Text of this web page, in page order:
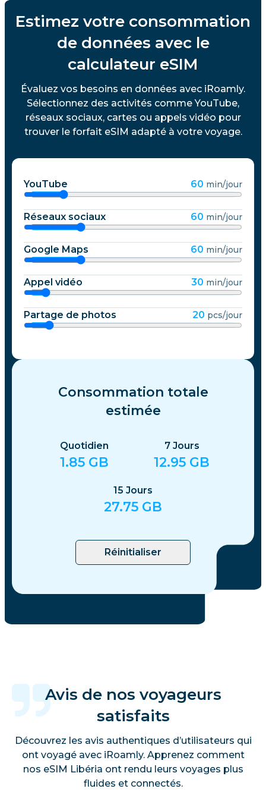
Estimez votre consommation
de données avec le
calculateur eSIM
Évaluez vos besoins en données avec iRoamly.
Sélectionnez des activités comme YouTube,
réseaux sociaux, cartes ou appels vidéo pour
trouver le forfait eSIM adapté à votre voyage.
YouTube 60 min/jour
Réseaux sociaux 60 min/jour
Google Maps 60 min/jour
Appel vidéo 30 min/jour
Partage de photos 20 pcs/jour
Consommation totale
estimée
Quotidien
1.85 GB
7 Jours
12.95 GB
15 Jours
27.75 GB
Réinitialiser
Avis de nos voyageurs
satisfaits
Découvrez les avis authentiques d’utilisateurs qui
ont voyagé avec iRoamly. Apprenez comment
nos eSIM Libéria ont rendu leurs voyages plus
fluides et connectés.